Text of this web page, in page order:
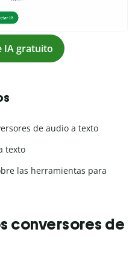
IA gratuito
de audio a texto
texto
las herramientas para
conversores de